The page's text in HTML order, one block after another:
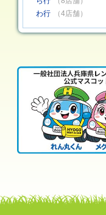
わ行
（4店舗）